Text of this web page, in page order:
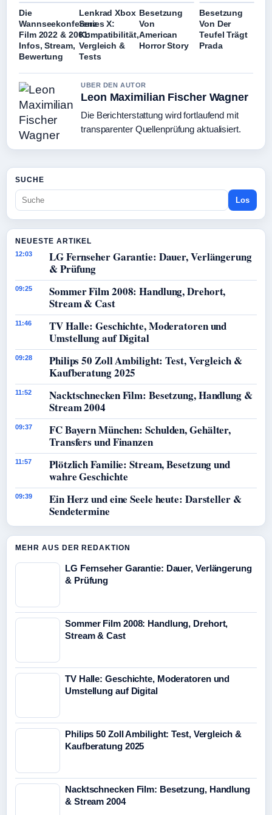
Die
Wannseekonferenz
Film 2022 & 2001:
Infos, Stream,
Bewertung
Lenkrad Xbox
Series X:
Kompatibilität,
Vergleich &
Tests
Besetzung
Von
American
Horror Story
Besetzung
Von Der
Teufel Trägt
Prada
UBER DEN AUTOR
Leon Maximilian Fischer Wagner
Die Berichterstattung wird fortlaufend mit
transparenter Quellenprüfung aktualisiert.
SUCHE
Los
NEUESTE ARTIKEL
12:03
LG Fernseher Garantie: Dauer, Verlängerung
& Prüfung
09:25
Sommer Film 2008: Handlung, Drehort,
Stream & Cast
11:46
TV Halle: Geschichte, Moderatoren und
Umstellung auf Digital
09:28
Philips 50 Zoll Ambilight: Test, Vergleich &
Kaufberatung 2025
11:52
Nacktschnecken Film: Besetzung, Handlung &
Stream 2004
09:37
FC Bayern München: Schulden, Gehälter,
Transfers und Finanzen
11:57
Plötzlich Familie: Stream, Besetzung und
wahre Geschichte
09:39
Ein Herz und eine Seele heute: Darsteller &
Sendetermine
MEHR AUS DER REDAKTION
LG Fernseher Garantie: Dauer, Verlängerung
& Prüfung
Sommer Film 2008: Handlung, Drehort,
Stream & Cast
TV Halle: Geschichte, Moderatoren und
Umstellung auf Digital
Philips 50 Zoll Ambilight: Test, Vergleich &
Kaufberatung 2025
Nacktschnecken Film: Besetzung, Handlung
& Stream 2004